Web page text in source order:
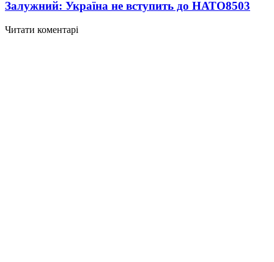
Залужний: Україна не вступить до НАТО8503
Читати коментарі